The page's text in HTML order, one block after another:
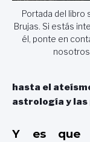
Portada del libro
Brujas. Si estás
él, ponte en
hasta el
astrología y
Y es que